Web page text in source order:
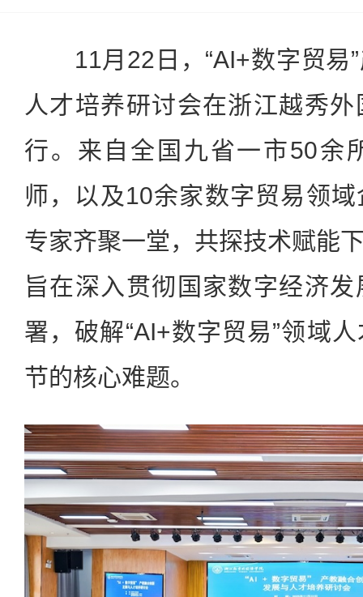
11月22日，“AI+数字贸易”
人才培养研讨会在浙江越秀
行。来自全国九省一市50余
师，以及10余家数字贸易领
专家齐聚一堂，共探技术赋能
旨在深入贯彻国家数字经济
署，破解“AI+数字贸易”领域
节的核心难题。